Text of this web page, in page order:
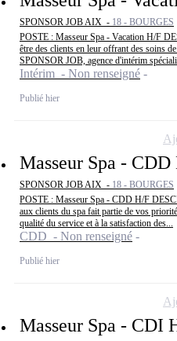
SPONSOR JOB AIX - 18 - BOURGES
POSTE : Masseur Spa - Vacation H/F
être des clients en leur offrant des soins
SPONSOR JOB, agence d'intérim
Intérim - Non renseigné
Publié hier
Masseur Spa - CDD
SPONSOR JOB AIX - 18 - BOURGES
POSTE : Masseur Spa - CDD H/F
aux clients du spa fait partie de vos
qualité du service et à la satisfaction des...
CDD - Non renseigné
Publié hier
Masseur Spa - CDI